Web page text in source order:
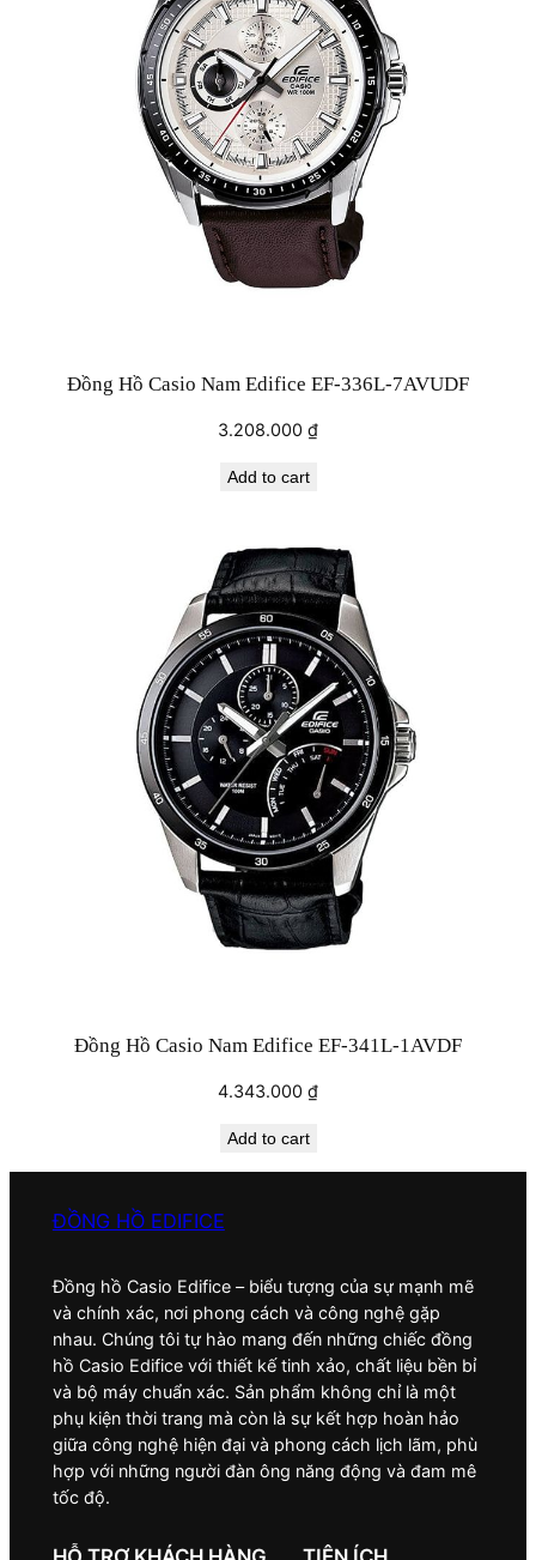
Đồng Hồ Casio Nam Edifice EF-336L-7AVUDF
3.208.000 ₫
Add to cart
Đồng Hồ Casio Nam Edifice EF-341L-1AVDF
4.343.000 ₫
Add to cart
ĐỒNG HỒ EDIFICE
Đồng hồ Casio Edifice – biểu tượng của sự mạnh mẽ
và chính xác, nơi phong cách và công nghệ gặp
nhau. Chúng tôi tự hào mang đến những chiếc đồng
hồ Casio Edifice với thiết kế tinh xảo, chất liệu bền bỉ
và bộ máy chuẩn xác. Sản phẩm không chỉ là một
phụ kiện thời trang mà còn là sự kết hợp hoàn hảo
giữa công nghệ hiện đại và phong cách lịch lãm, phù
hợp với những người đàn ông năng động và đam mê
tốc độ.